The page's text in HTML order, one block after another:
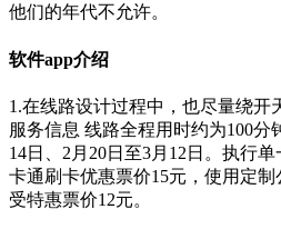
他们的年代不允许。
软件app介绍
1.在线路设计过程中，也尽量绕开
服务信息 线路全程用时约为100分
14日、2月20日至3月12日。执行单
卡通刷卡优惠票价15元，使用定
受特惠票价12元。